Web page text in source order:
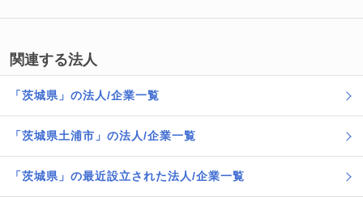
関連する法人
「茨城県」の法人/企業一覧
「茨城県土浦市」の法人/企業一覧
「茨城県」の最近設立された法人/企業一覧